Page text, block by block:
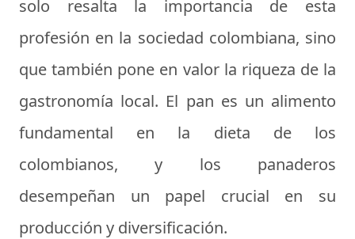
solo resalta la importancia de esta
profesión en la sociedad colombiana, sino
que también pone en valor la riqueza de la
gastronomía local. El pan es un alimento
fundamental en la dieta de los
colombianos, y los panaderos
desempeñan un papel crucial en su
producción y diversificación.